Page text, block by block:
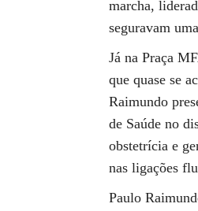
marcha,
seguravam
Já na Praça
que quase se
Raimundo
de Saúde no
obstetrícia e
nas ligações
Paulo